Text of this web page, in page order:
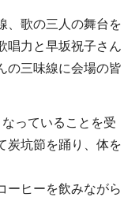
、歌の三人の舞台を
唱力と早坂祝子さん
の三味線に会場の皆
っていることを受
炭坑節を踊り、体を
ーヒーを飲みながら